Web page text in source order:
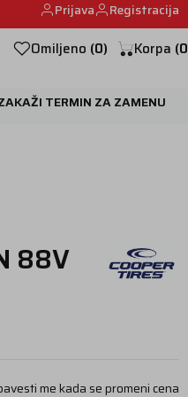
automobila u Beogumu.
Prijava Registracija
Omiljeno (0) Korpa (0
TERMIN ZA ZAMENU
88V
me kada se promeni cena